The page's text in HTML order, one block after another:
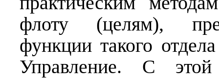
флоту (целям),
функции такого
Управление. С